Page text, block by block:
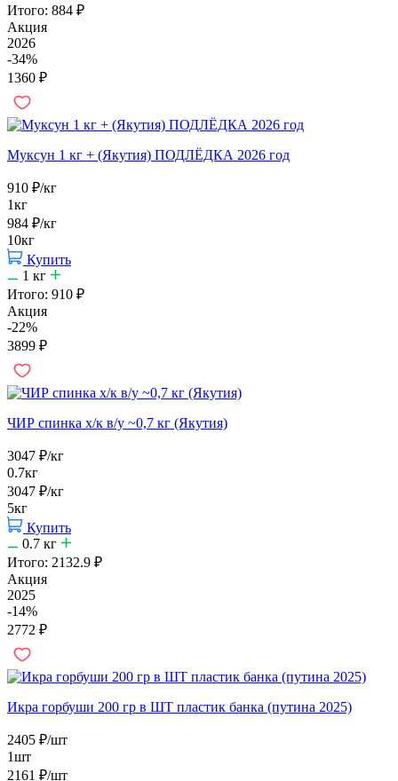
Итого: 884 ₽
Акция
2026
-34%
1360 ₽
Муксун 1 кг + (Якутия) ПОДЛЁДКА 2026 год
910 ₽/кг
1кг
984 ₽/кг
10кг
Купить
1 кг
Итого: 910 ₽
Акция
-22%
3899 ₽
ЧИР спинка х/к в/у ~0,7 кг (Якутия)
3047 ₽/кг
0.7кг
3047 ₽/кг
5кг
Купить
0.7 кг
Итого: 2132.9 ₽
Акция
2025
-14%
2772 ₽
Икра горбуши 200 гр в ШТ пластик банка (путина 2025)
2405 ₽/шт
1шт
2161 ₽/шт